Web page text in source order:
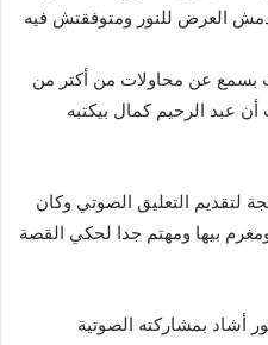
العرض للنور ومتوفقتش فيه
بسمع عن محاولات من أكتر من
عبد الرحيم كمال بيكتبه
لتقديم التعليق الصوتي وكان
بيها ومهتم جدا لحكي القصة
أشاد بمشاركته الصوتية